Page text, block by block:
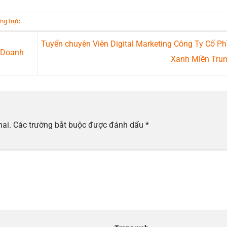
trực.
Tuyển chuyên Viên Digital Marketing Công Ty Cổ
Xanh Miền
Các trường bắt buộc được đánh dấu *